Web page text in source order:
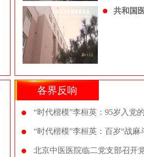
共和国
各界反响
“时代楷模”李桓英：95岁入党
“时代楷模”李桓英：百岁“战麻
北京中医医院临二党支部召开